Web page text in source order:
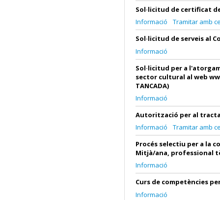
Sol·licitud de certificat
Informació
Tramitar amb
Sol·licitud de serveis al
Informació
Sol·licitud per a
sector cultural al web
TANCADA)
Informació
Autorització per al
Informació
Tramitar amb
Procés selectiu per a la
Mitjà/ana, professional
Informació
Curs de competències
Informació